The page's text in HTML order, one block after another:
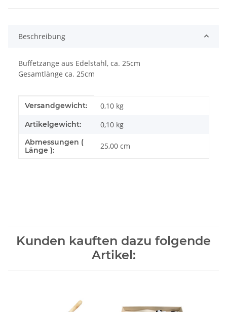
Beschreibung
Buffetzange aus Edelstahl, ca. 25cm
Gesamtlänge ca. 25cm
Produkteigenschaft
Wert
Versandgewicht: 0,10 kg
Artikelgewicht: 0,10 kg
Abmessungen (
Länge ):
25,00 cm
Kunden kauften dazu folgende
Artikel: